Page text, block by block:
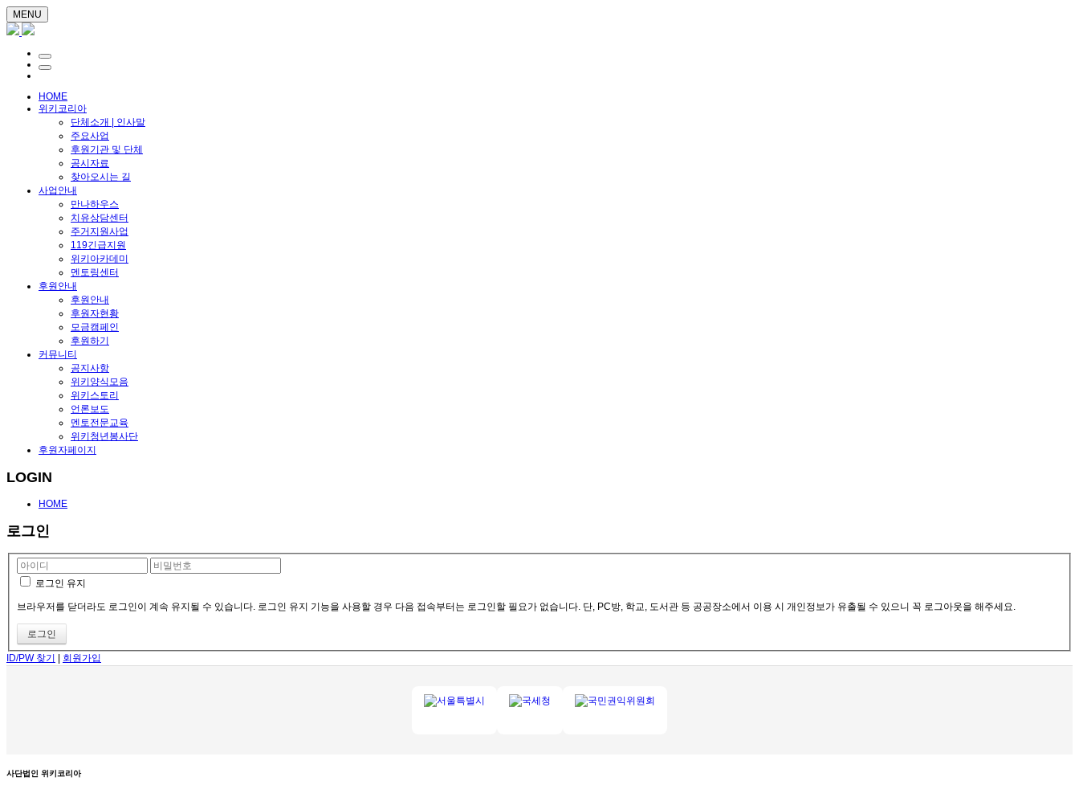
MENU
HOME
위키코리아
단체소개 | 인사말
주요사업
후원기관 및 단체
공시자료
찾아오시는 길
사업안내
만나하우스
치유상담센터
주거지원사업
119긴급지원
위키아카데미
멘토링센터
후원안내
후원안내
후원자현황
모금캠페인
후원하기
커뮤니티
공지사항
위키양식모음
위키스토리
언론보도
멘토전문교육
위키청년봉사단
후원자페이지
LOGIN
HOME
로그인
로그인 유지
브라우저를 닫더라도 로그인이 계속 유지될 수 있습니다. 로그인 유지 기능을 사용할 경우 다음 접속부터는 로그인할 필요가 없습니다. 단, PC방, 학교, 도서관 등 공공장소에서 이용 시 개인정보가 유출될 수 있으니 꼭 로그아웃을 해주세요.
ID/PW 찾기 회원가입
사단법인 위키코리아